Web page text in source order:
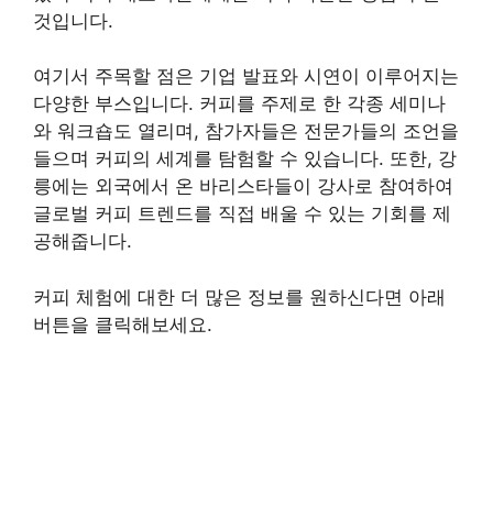
것입니다.
여기서 주목할 점은 기업 발표와 시연이 이루어지는
다양한 부스입니다. 커피를 주제로 한 각종 세미나
와 워크숍도 열리며, 참가자들은 전문가들의 조언을
들으며 커피의 세계를 탐험할 수 있습니다. 또한, 강
릉에는 외국에서 온 바리스타들이 강사로 참여하여
글로벌 커피 트렌드를 직접 배울 수 있는 기회를 제
공해줍니다.
커피 체험에 대한 더 많은 정보를 원하신다면 아래
버튼을 클릭해보세요.